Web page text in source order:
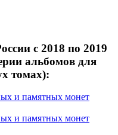
с 2018 по 2019
альбомов для
томах):
и памятных монет
и памятных монет